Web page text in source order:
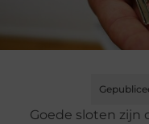
Goede sloten zijn